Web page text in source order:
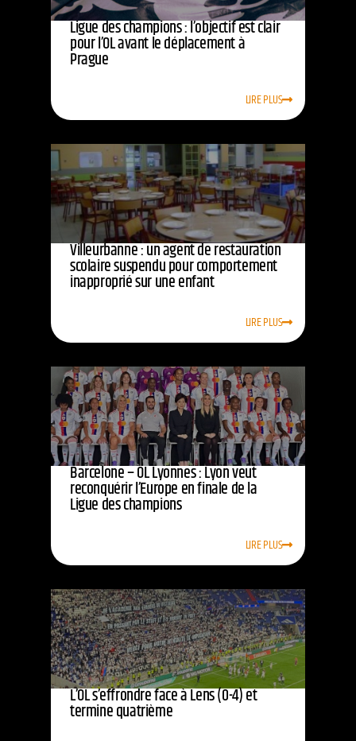
Ligue des champions : l’objectif est clair
pour l’OL avant le déplacement à
Prague
LIRE PLUS
Villeurbanne : un agent de restauration
scolaire suspendu pour comportement
inapproprié sur une enfant
LIRE PLUS
Barcelone – OL Lyonnes : Lyon veut
reconquérir l’Europe en finale de la
Ligue des champions
LIRE PLUS
L’OL s’effrondre face à Lens (0-4) et
termine quatrième